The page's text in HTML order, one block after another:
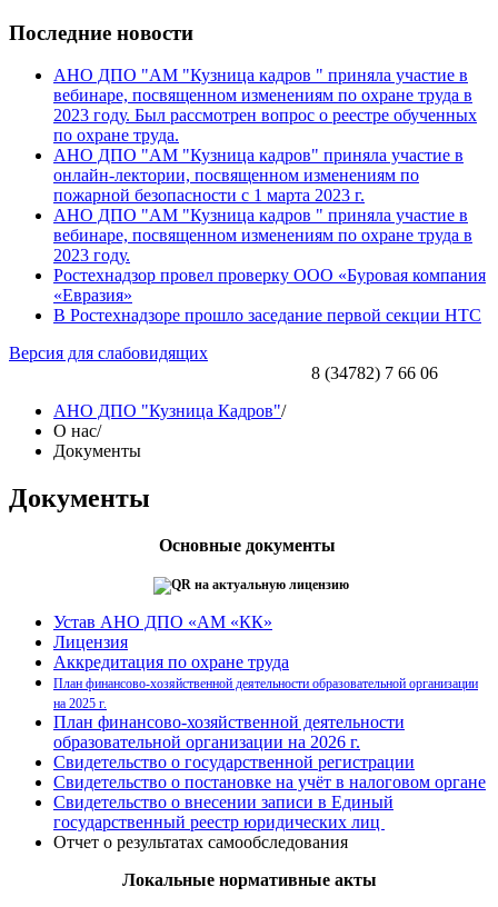
Последние новости
АНО ДПО "АМ "Кузница кадров " приняла участие в
вебинаре, посвященном изменениям по охране труда в
2023 году. Был рассмотрен вопрос о реестре обученных
по охране труда.
АНО ДПО "АМ "Кузница кадров" приняла участие в
онлайн-лектории, посвященном изменениям по
пожарной безопасности с 1 марта 2023 г.
АНО ДПО "АМ "Кузница кадров " приняла участие в
вебинаре, посвященном изменениям по охране труда в
2023 году.
Ростехнадзор провел проверку ООО «Буровая компания
«Евразия»
В Ростехнадзоре прошло заседание первой секции НТС
Версия для слабовидящих
8 (34782) 7 66 06
АНО ДПО "Кузница Кадров"/
О нас/
Документы
Документы
Основные документы
Устав АНО ДПО «АМ «КК»
Лицензия
Аккредитация по охране труда
План финансово-хозяйственной деятельности образовательной организации
на 2025 г.
План финансово-хозяйственной деятельности
образовательной организации на 2026 г.
Свидетельство о государственной регистрации
Свидетельство о постановке на учёт в налоговом органе
Свидетельство о внесении записи в Единый
государственный реестр юридических лиц
Отчет о результатах самообследования
Локальные нормативные акты